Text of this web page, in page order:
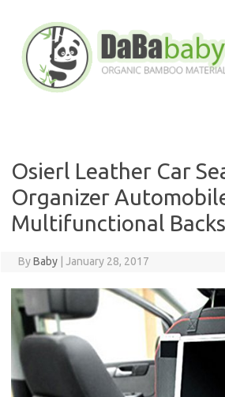
content
Osierl Leather Car
Organizer
Multifunctional
ByBaby January 28, 2017